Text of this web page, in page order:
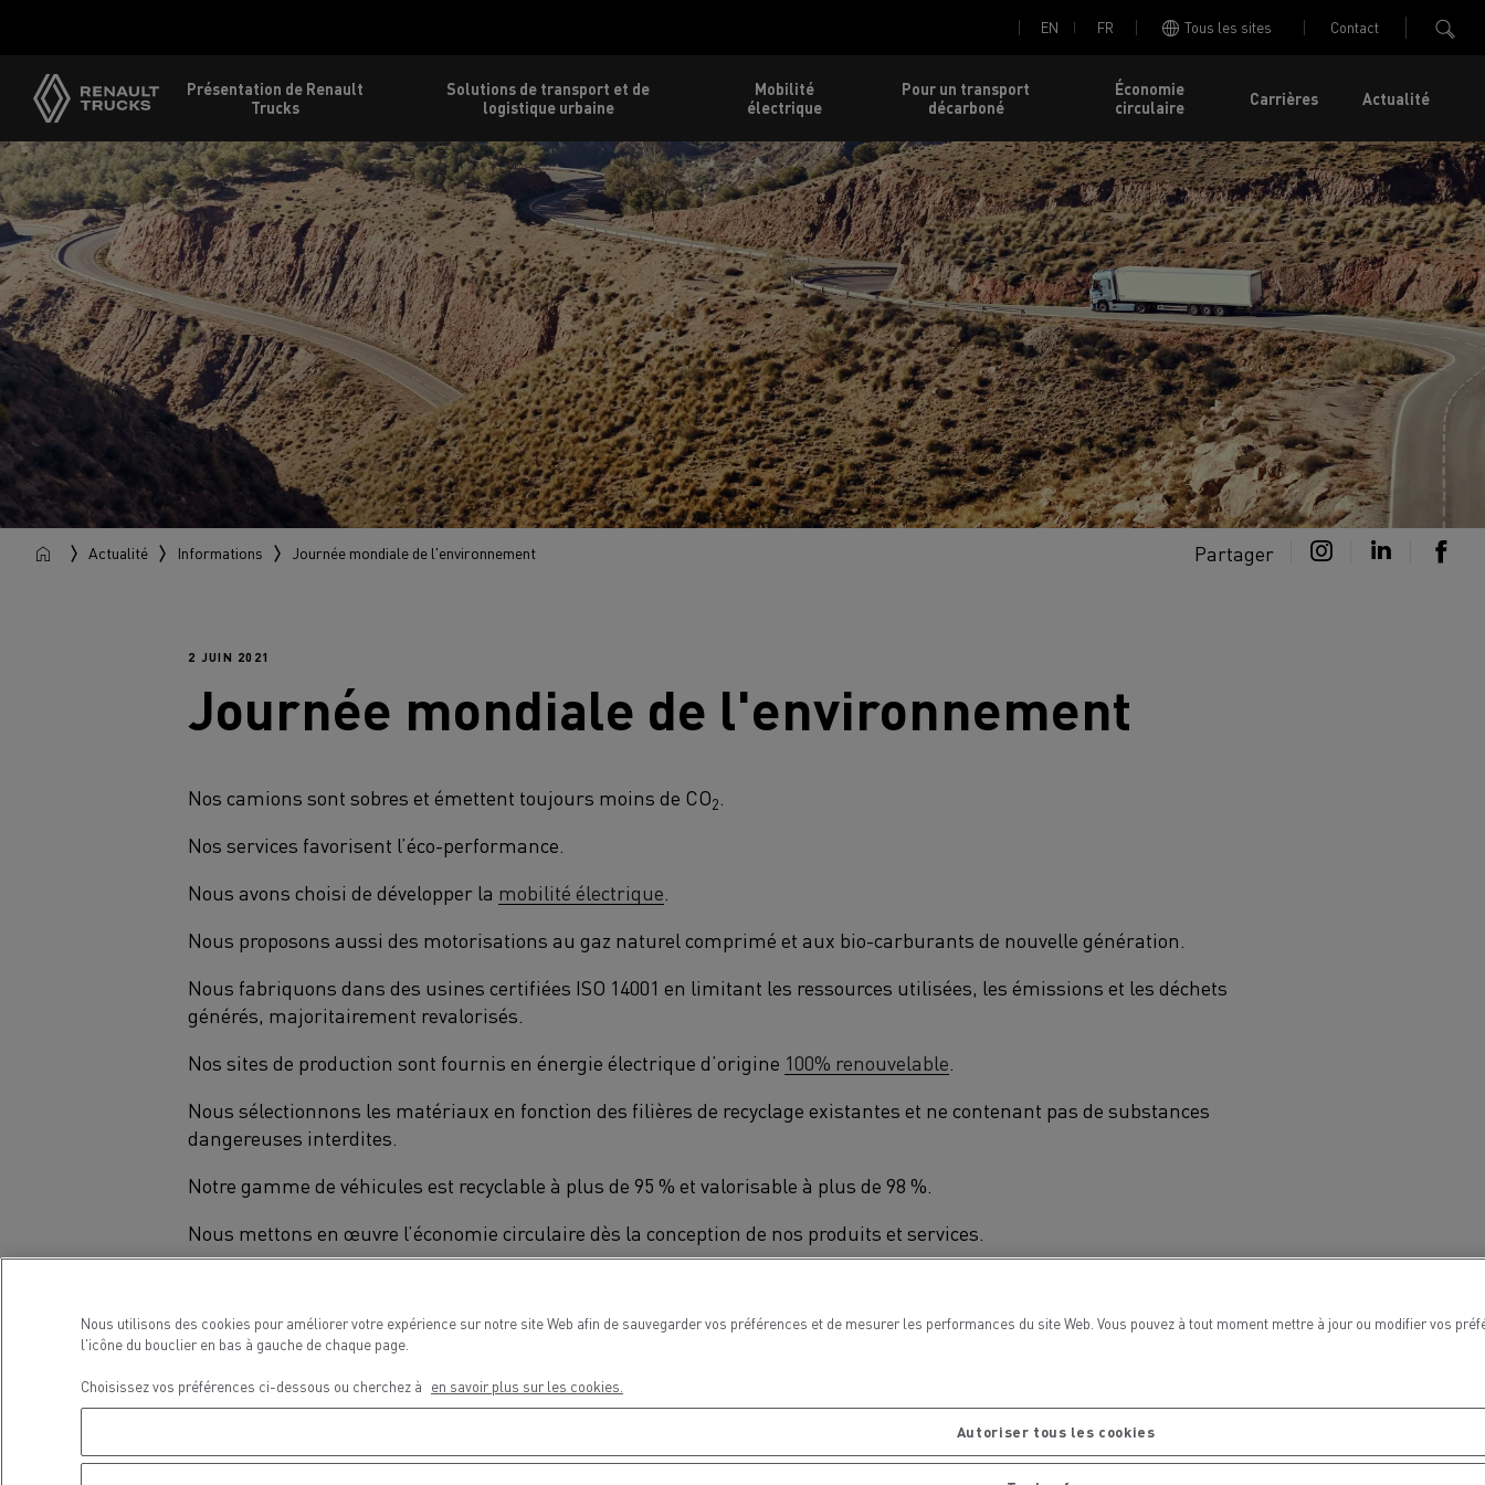
EN FR Tous les sites Contact
Présentation de Renault
Trucks
Solutions de transport et de
logistique urbaine
Mobilité
électrique
Pour un transport
décarboné
Économie
circulaire
Carrières Actualité
Actualité Informations Journée mondiale de l'environnement Partager
2 JUIN 2021
Journée mondiale de l'environnement
Nos camions sont sobres et émettent toujours moins de CO2
Nos services favorisent l’éco-performance.
Nous avons choisi de développer la mobilité électrique
Nous proposons aussi des motorisations au gaz naturel comprimé et aux bio-carburants de nouvelle génération.
Nous fabriquons dans des usines certifiées ISO 14001 en limitant les ressources utilisées, les émissions et les déchets
générés, majoritairement revalorisés.
Nos sites de production sont fournis en énergie électrique d’origine 100% renouvelable
Nous sélectionnons les matériaux en fonction des filières de recyclage existantes et ne contenant pas de substances
dangereuses interdites.
Notre gamme de véhicules est recyclable à plus de 95 % et valorisable à plus de 98 %.
Nous mettons en œuvre l’économie circulaire dès la conception de nos produits et services.
Nous utilisons des cookies pour améliorer votre expérience sur notre site Web afin de sauvegarder vos préférences et de mesurer les performances du site Web. Vous pouvez à tout moment mettre à jour ou modifier vos
l'icône du bouclier en bas à gauche de chaque page.
Choisissez vos préférences ci-dessous ou cherchez à en savoir plus sur les cookies.
Autoriser tous les cookies